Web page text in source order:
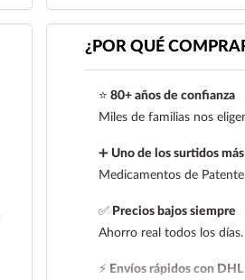
siguiente correo
921 261 8491
¿POR QUÉ
⭐ 80+ años de confianza
Miles de familias nos
➕ Uno de los surtidos
Medicamentos de
✅Precios bajos siempre
Ahorro real todos los días.
⚡ Envíos rápidos con DHL